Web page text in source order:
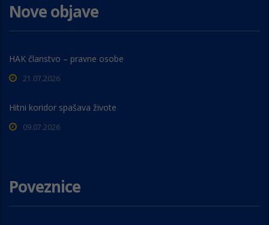
Nove objave
HAK članstvo – pravne osobe
21.07.2026
Hitni koridor spašava živote
09.07.2026
Poveznice